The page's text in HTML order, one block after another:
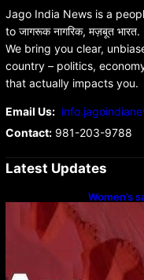
Jago India News is a
to जागरूक नागरिक, मज़बूत भारत.
We bring you clear,
country – politics,
that actually impacts you.
Email Us:
Contact:981-203-9788
Latest Updates
Women’s